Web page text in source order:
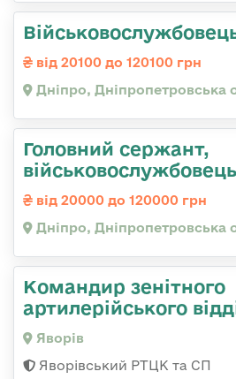
від 20100 до 120100 грн
Дніпро, Дніпропетровська
Головний сержант,
військовослужбовець
від 20000 до 120000 грн
Дніпро, Дніпропетровська
Командир зенітного
артилерійського
Яворів
Яворівський РТЦК та СП